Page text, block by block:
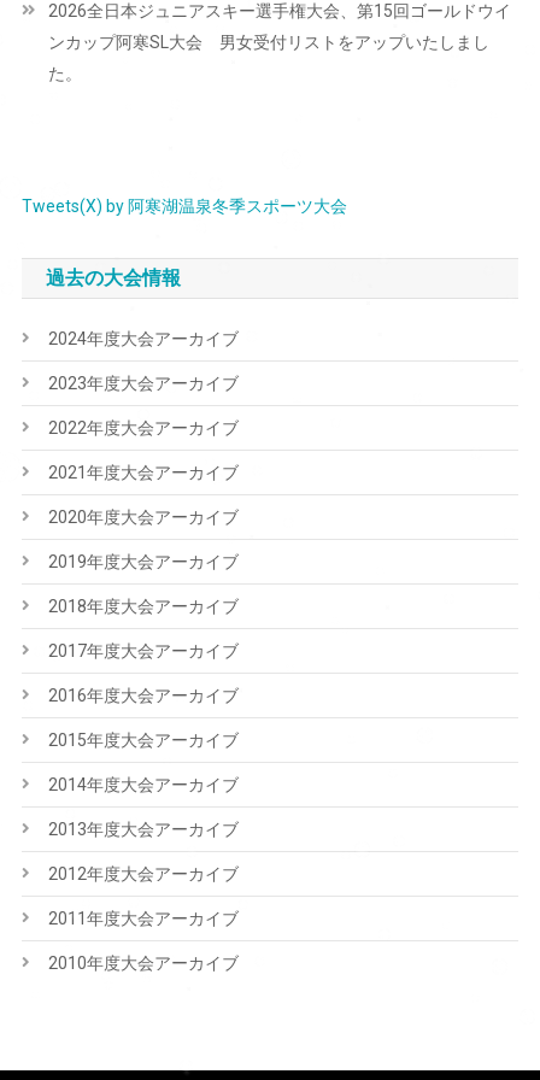
ゲ
ー
ン
2026全日本ジュニアスキー選手権大会、第15回ゴールドウイ
ンカップ阿寒SL大会 男女受付リストをアップいたしまし
た。
Tweets(X) by 阿寒湖温泉冬季スポーツ大会
過去の大会情報
2024年度大会アーカイブ
2023年度大会アーカイブ
2022年度大会アーカイブ
2021年度大会アーカイブ
2020年度大会アーカイブ
2019年度大会アーカイブ
2018年度大会アーカイブ
2017年度大会アーカイブ
2016年度大会アーカイブ
2015年度大会アーカイブ
2014年度大会アーカイブ
2013年度大会アーカイブ
2012年度大会アーカイブ
2011年度大会アーカイブ
2010年度大会アーカイブ